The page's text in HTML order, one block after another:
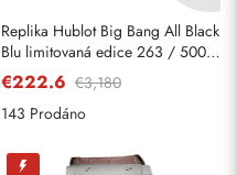
Replika Hublot Big Bang All Black
Blu limitovaná edice 263 / 500
Hodinky
€222.6 €3,180
143 Prodáno